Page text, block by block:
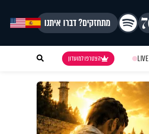
מתחזקים? דברו איתנו
LIVE הצטרפו למועדון